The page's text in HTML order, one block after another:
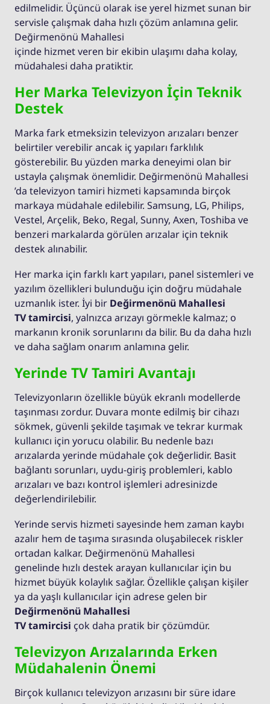
edilmelidir. Üçüncü olarak ise yerel hizmet sunan bir
servisle çalışmak daha hızlı çözüm anlamına gelir.
Değirmenönü Mahallesi
içinde hizmet veren bir ekibin ulaşımı daha kolay,
müdahalesi daha pratiktir.
Her Marka Televizyon İçin Teknik
Destek
Marka fark etmeksizin televizyon arızaları benzer
belirtiler verebilir ancak iç yapıları farklılık
gösterebilir. Bu yüzden marka deneyimi olan bir
ustayla çalışmak önemlidir. Değirmenönü Mahallesi
’da televizyon tamiri hizmeti kapsamında birçok
markaya müdahale edilebilir. Samsung, LG, Philips,
Vestel, Arçelik, Beko, Regal, Sunny, Axen, Toshiba ve
benzeri markalarda görülen arızalar için teknik
destek alınabilir.
Her marka için farklı kart yapıları, panel sistemleri ve
yazılım özellikleri bulunduğu için doğru müdahale
uzmanlık ister. İyi bir Değirmenönü Mahallesi
TV tamircisi, yalnızca arızayı görmekle kalmaz; o
markanın kronik sorunlarını da bilir. Bu da daha hızlı
ve daha sağlam onarım anlamına gelir.
Yerinde TV Tamiri Avantajı
Televizyonların özellikle büyük ekranlı modellerde
taşınması zordur. Duvara monte edilmiş bir cihazı
sökmek, güvenli şekilde taşımak ve tekrar kurmak
kullanıcı için yorucu olabilir. Bu nedenle bazı
arızalarda yerinde müdahale çok değerlidir. Basit
bağlantı sorunları, uydu-giriş problemleri, kablo
arızaları ve bazı kontrol işlemleri adresinizde
değerlendirilebilir.
Yerinde servis hizmeti sayesinde hem zaman kaybı
azalır hem de taşıma sırasında oluşabilecek riskler
ortadan kalkar. Değirmenönü Mahallesi
genelinde hızlı destek arayan kullanıcılar için bu
hizmet büyük kolaylık sağlar. Özellikle çalışan kişiler
ya da yaşlı kullanıcılar için adrese gelen bir
Değirmenönü Mahallesi
TV tamircisi çok daha pratik bir çözümdür.
Televizyon Arızalarında Erken
Müdahalenin Önemi
Birçok kullanıcı televizyon arızasını bir süre idare